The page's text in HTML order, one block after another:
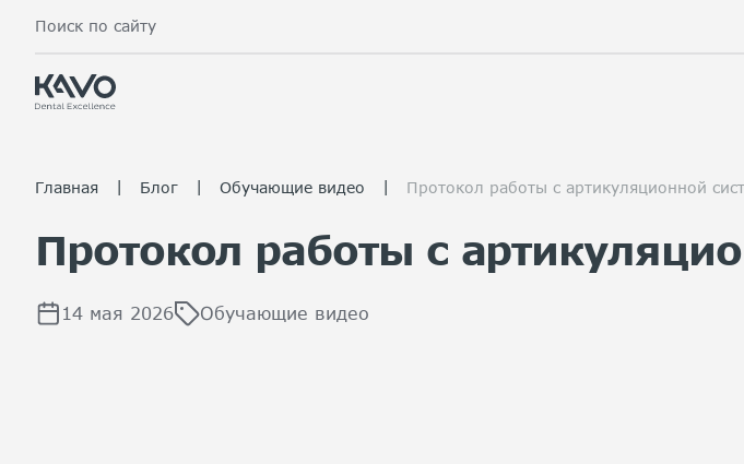
Поиск по сайту
Главная | Блог | Обучающие видео | Протокол работы с артикуляционной
Протокол работы с
14 мая 2026 Обучающие видео